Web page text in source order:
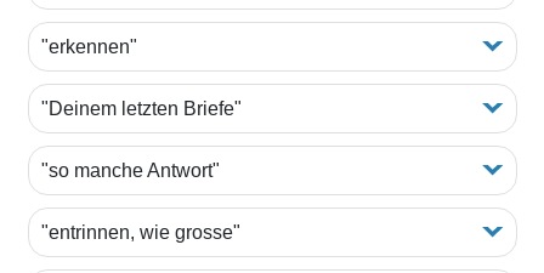
"erkennen"
"Deinem letzten Briefe"
"so manche Antwort"
"entrinnen, wie grosse"